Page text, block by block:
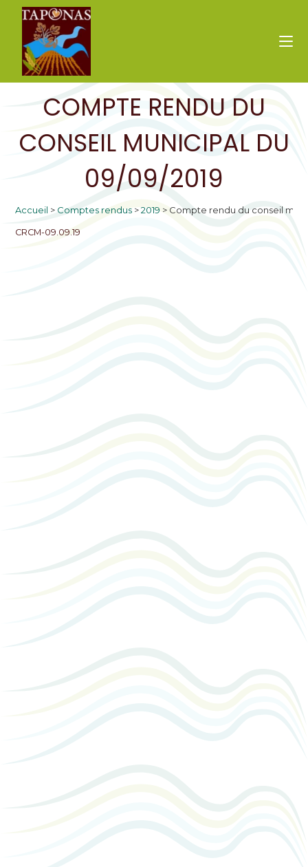
COMPTE RENDU DU
CONSEIL MUNICIPAL DU
09/09/2019
Accueil > Comptes rendus >2019 > Compte rendu du conseil
CRCM-09.09.19